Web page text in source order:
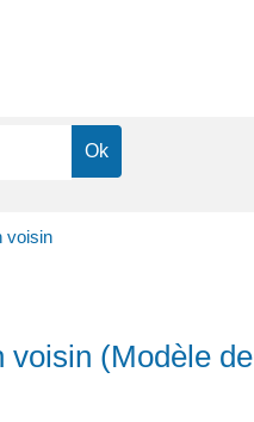
voisin
voisin (Modèle de